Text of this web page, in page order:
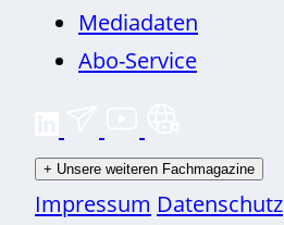
Mediadaten
Abo-Service
+ Unsere weiteren Fachmagazine
Impressum Datenschutz